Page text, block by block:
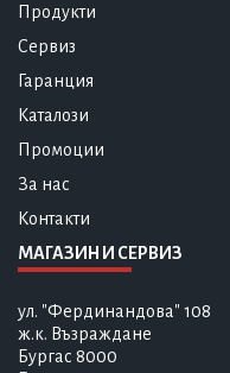
Продукти
Сервиз
Гаранция
Каталози
Промоции
За нас
Контакти
МАГАЗИН И СЕРВИЗ
ул. "Фердинандова" 108
ж.к. Възраждане
Бургас 8000